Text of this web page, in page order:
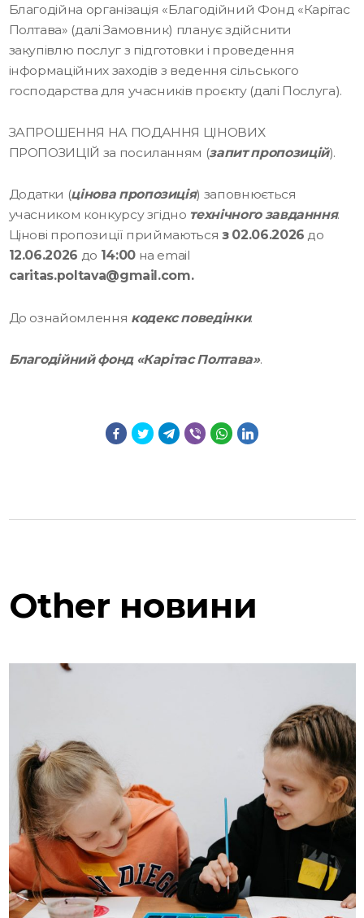
Благодійна організація «Благодійний Фонд «Карітас
Полтава» (далі Замовник) планує здійснити
закупівлю послуг з підготовки і проведення
інформаційних заходів з ведення сільського
господарства для учасників проєкту (далі Послуга).
ЗАПРОШЕННЯ НА ПОДАННЯ ЦІНОВИХ
ПРОПОЗИЦІЙ за посиланням (запит пропозицій).
Додатки (цінова пропозиція) заповнюється
учасником конкурсу згідно технічного завданння.
Цінові пропозиції приймаються з 02.06.2026 до
12.06.2026 до 14:00на email
caritas.poltava@gmail.com.
До ознайомлення кодекс поведінки.
Благодійний фонд «Карітас Полтава».
Other новини